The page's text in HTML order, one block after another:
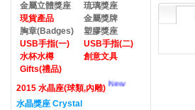
金屬立體獎座
琉璃獎座
現貨產品
金屬獎牌
胸章(Badges)
塑膠獎座
USB手指(一)
USB手指(二)
水杯水樽
創意文具
Gifts(禮品)
2015 水晶座(球類,內雕)
New
水晶獎座 Crystal